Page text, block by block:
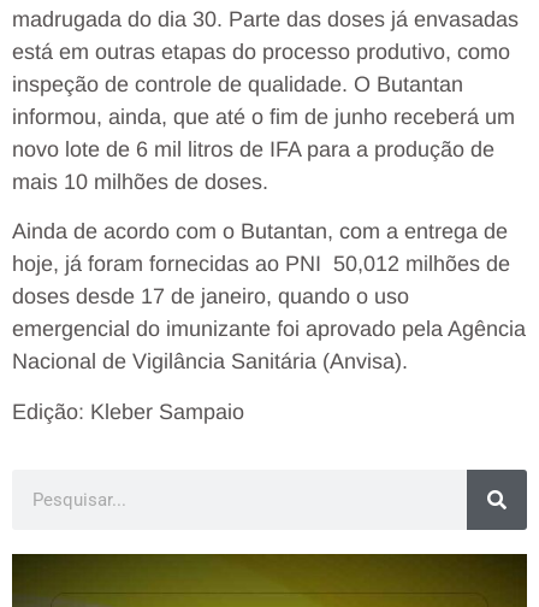
madrugada do dia 30. Parte das doses já envasadas
está em outras etapas do processo produtivo, como
inspeção de controle de qualidade. O Butantan
informou, ainda, que até o fim de junho receberá um
novo lote de 6 mil litros de IFA para a produção de
mais 10 milhões de doses.
Ainda de acordo com o Butantan, com a entrega de
hoje, já foram fornecidas ao PNI 50,012 milhões de
doses desde 17 de janeiro, quando o uso
emergencial do imunizante foi aprovado pela Agência
Nacional de Vigilância Sanitária (Anvisa).
Edição: Kleber Sampaio